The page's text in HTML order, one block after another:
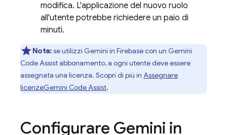
modifica. L'applicazione del nuovo ruolo
all'utente potrebbe richiedere un paio di
minuti.
Nota:se utilizzi Gemini inFirebasecon un Gemini
Code Assistabbonamento, a ogni utente deve essere
assegnata una licenza. Scopri di più in Assegnare
licenzeGemini Code Assist.
Configurare Gemini in